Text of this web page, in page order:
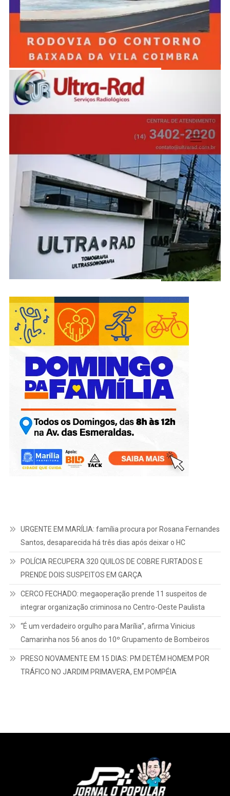
URGENTE EM MARÍLIA: família procura por Rosana Fernandes
Santos, desaparecida há três dias após deixar o HC
POLÍCIA RECUPERA 320 QUILOS DE COBRE FURTADOS E
PRENDE DOIS SUSPEITOS EM GARÇA
CERCO FECHADO: megaoperação prende 11 suspeitos de
integrar organização criminosa no Centro-Oeste Paulista
“É um verdadeiro orgulho para Marília”, afirma Vinicius
Camarinha nos 56 anos do 10º Grupamento de Bombeiros
PRESO NOVAMENTE EM 15 DIAS: PM DETÉM HOMEM POR
TRÁFICO NO JARDIM PRIMAVERA, EM POMPÉIA